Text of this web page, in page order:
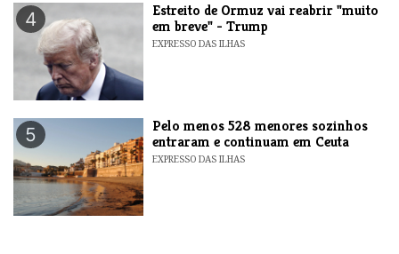
4
Estreito de Ormuz vai reabrir "muito
em breve" - Trump
EXPRESSO DAS ILHAS
5
Pelo menos 528 menores sozinhos
entraram e continuam em Ceuta
EXPRESSO DAS ILHAS